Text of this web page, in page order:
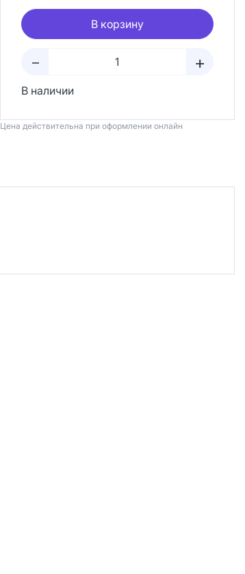
В корзину
– +
В наличии
Цена действительна при оформлении онлайн